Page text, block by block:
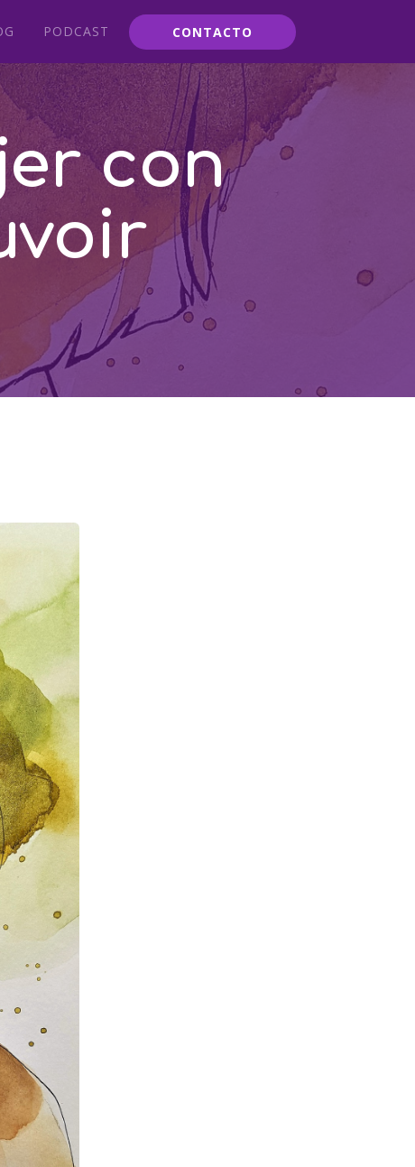
PODCAST CONTACTO
con